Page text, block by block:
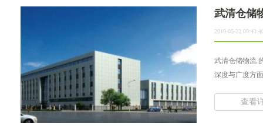
武清仓储
2019-05-22
武清仓储物流
深度与广度方
查看